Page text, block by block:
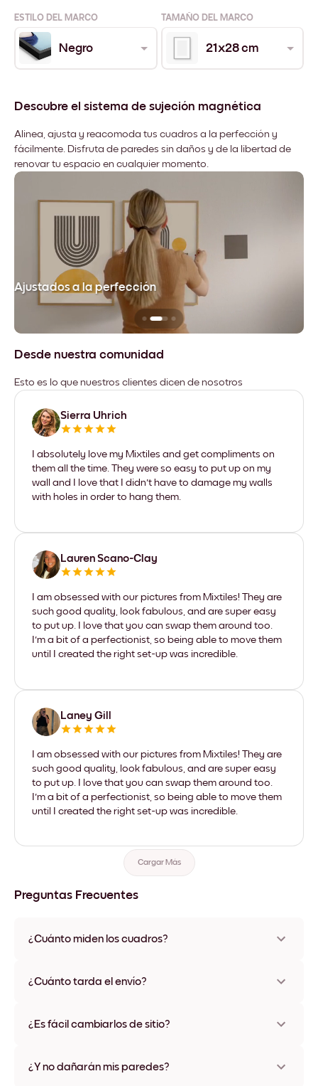
ESTILO DEL MARCO TAMAÑO DEL MARCO
Negro 21x28 cm
Descubre el sistema de sujeción magnética
Alinea, ajusta y reacomoda tus cuadros a la perfección y
fácilmente. Disfruta de paredes sin daños y de la libertad de
renovar tu espacio en cualquier momento.
Ajustados a la perfección
Desde nuestra comunidad
Esto es lo que nuestros clientes dicen de nosotros
Sierra Uhrich
I absolutely love my Mixtiles and get compliments on
them all the time. They were so easy to put up on my
wall and I love that I didn't have to damage my walls
with holes in order to hang them.
Lauren Scano-Clay
I am obsessed with our pictures from Mixtiles! They are
such good quality, look fabulous, and are super easy
to put up. I love that you can swap them around too.
I'm a bit of a perfectionist, so being able to move them
until I created the right set-up was incredible.
Laney Gill
I am obsessed with our pictures from Mixtiles! They are
such good quality, look fabulous, and are super easy
to put up. I love that you can swap them around too.
I'm a bit of a perfectionist, so being able to move them
until I created the right set-up was incredible.
Cargar Más
Preguntas Frecuentes
¿Cuánto miden los cuadros?
varios materiales y colores de marco, incluidas opciones sin
¿Cuánto tarda el envío?
disponibles en algunos países. Te enviaremos un número de
¿Es fácil cambiarlos de sitio?
ningún daño
¿Y no dañarán mis paredes?